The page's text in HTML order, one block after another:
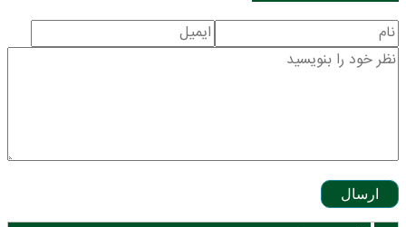
ارسال